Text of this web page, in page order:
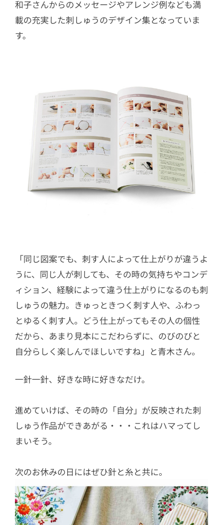
和子さんからのメッセージやアレンジ例なども満
載の充実した刺しゅうのデザイン集となっていま
す。
「同じ図案でも、刺す人によって仕上がりが違うよ
うに、同じ人が刺しても、その時の気持ちやコンデ
ィション、経験によって違う仕上がりになるのも刺
しゅうの魅力。きゅっときつく刺す人や、ふわっ
とゆるく刺す人。どう仕上がってもその人の個性
だから、あまり見本にこだわらずに、のびのびと
自分らしく楽しんでほしいですね」と青木さん。
一針一針、好きな時に好きなだけ。
進めていけば、その時の「自分」が反映された刺
しゅう作品ができあがる・・・これはハマってし
まいそう。
次のお休みの日にはぜひ針と糸と共に。